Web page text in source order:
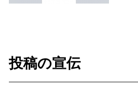
投稿の宣伝